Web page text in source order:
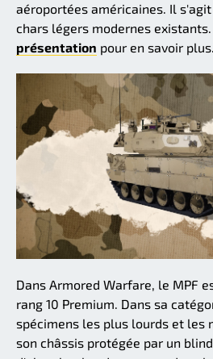
aéroportées américaines. Il
chars légers modernes
présentation pour en savoir plus.
Dans Armored Warfare, le MPF
rang 10 Premium. Dans sa
spécimens les plus lourds et les
son châssis protégée par un